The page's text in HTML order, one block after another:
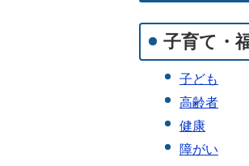
子育て・
子ども
高齢者
健康
障がい